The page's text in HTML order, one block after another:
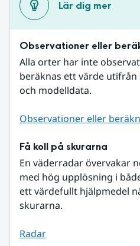
Lär dig mer
Observationer eller
Alla orter har inte
beräknas ett värde
och modelldata.
Observationer eller
Få koll på skurarna
En väderradar övervakar
med hög upplösning i
ett värdefullt hjälpmedel
skurarna.
Radar